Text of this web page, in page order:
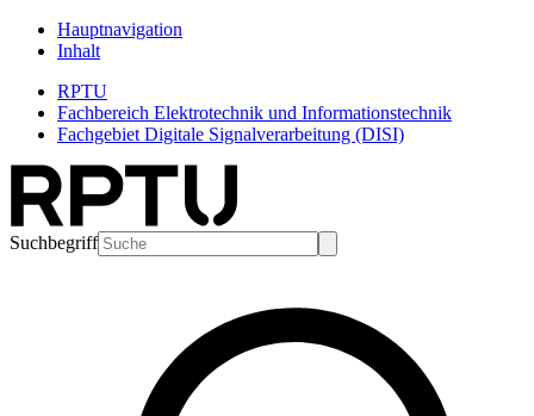
Hauptnavigation
Inhalt
RPTU
Fachbereich Elektrotechnik und Informationstechnik
Fachgebiet Digitale Signalverarbeitung (DISI)
Suchbegriff